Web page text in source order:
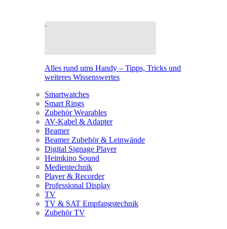
Alles rund ums Handy – Tipps, Tricks und
weiteres Wissenswertes
Smartwatches
Smart Rings
Zubehör Wearables
AV-Kabel & Adapter
Beamer
Beamer Zubehör & Leinwände
Digital Signage Player
Heimkino Sound
Medientechnik
Player & Recorder
Professional Display
TV
TV & SAT Empfangstechnik
Zubehör TV